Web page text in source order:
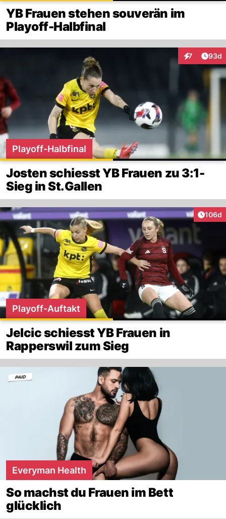
YB Frauen stehen souverän im
Playoff-Halbfinal
7
Interaktionen
93d
Playoff-Halbfinal
Josten schiesst YB Frauen zu 3:1-
Sieg in St.Gallen
106d
Playoff-Auftakt
Jelcic schiesst YB Frauen in
Rapperswil zum Sieg
Everyman Health
So machst du Frauen im Bett
glücklich